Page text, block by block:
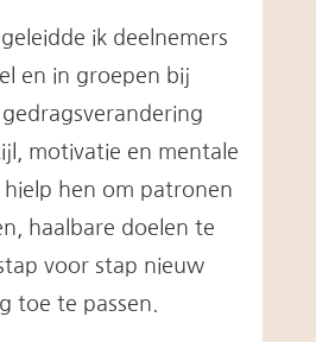
ik deelnemers
en in groepen bij
motivatie en mentale
hielp hen om patronen
haalbare doelen te
voor stap nieuw
toe te passen.